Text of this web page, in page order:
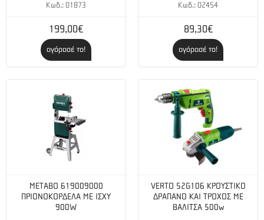
Κωδ.: 01873
199,00€
αγόρασέ το!
Κωδ.: 02454
89,30€
αγόρασέ το!
METABO 619009000
ΠΡΙΟΝΟΚΟΡΔΕΛΑ ΜΕ ΙΣΧΥ
900W
VERTO 52G106 ΚΡΟΥΣΤΙΚΟ
ΔΡΑΠΑΝΟ ΚΑΙ ΤΡΟΧΟΣ ΜΕ
ΒΑΛΙΤΣΑ 500w